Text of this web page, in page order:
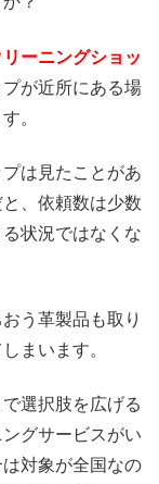
ーニングショッ
が近所にある場
。
は見たことがあ
、依頼数は少数
状況ではなくな
う革製品も取り
まいます。
で選択肢を広げる
グサービスがい
対象が全国なの